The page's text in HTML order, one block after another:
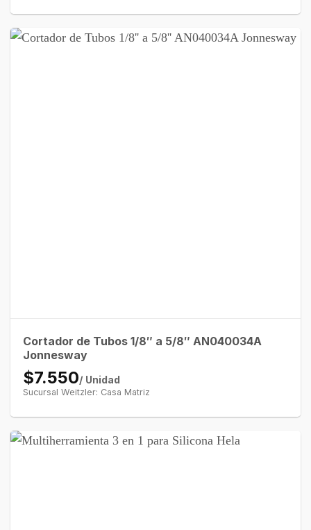
Cortador de Tubos 1/8″ a 5/8″ AN040034A
Jonnesway
$7.550/ Unidad
Sucursal Weitzler: Casa Matriz